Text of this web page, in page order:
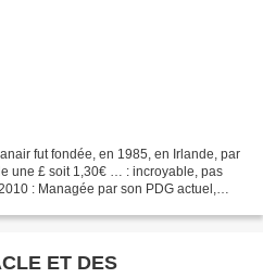
fut fondée, en 1985, en Irlande, par
une £ soit 1,30€ … : incroyable, pas
: Managée par son PDG actuel,
ET DES